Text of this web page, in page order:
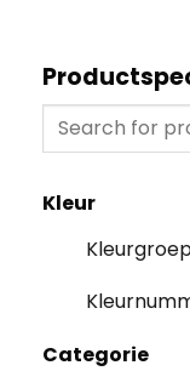
Kleur
Categorie